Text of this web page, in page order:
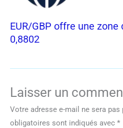
EUR/GBP offre une zone
0,8802
Laisser un
Votre adresse e-mail ne sera pas
obligatoires sont indiqués avec *